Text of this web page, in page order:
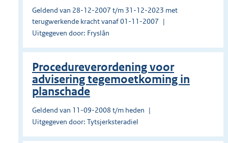
Geldend van 28-12-2007 t/m 31-12-2023 met
terugwerkende kracht vanaf 01-11-2007
Uitgegeven door: Fryslân
Procedureverordening voor
advisering tegemoetkoming in
planschade
Geldend van 11-09-2008 t/m heden
Uitgegeven door: Tytsjerksteradiel